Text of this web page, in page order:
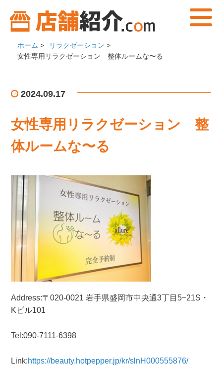
ホーム > リラクゼーション >
女性専用リラクゼーション 整体ルームな〜る
2024.09.17
女性専用リラクゼーション 整
体ルームな〜る
Address:〒020-0021 岩手県盛岡市中央通3丁目5−21S・
Kビル101
Tel:090-7111-6398
Link:https://beauty.hotpepper.jp/kr/slnH000555876/